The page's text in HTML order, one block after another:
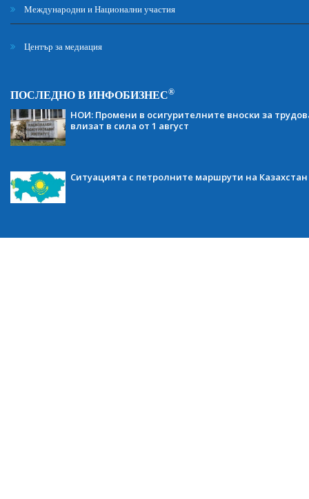
Международни и Национални участия
Център за медиация
ПОСЛЕДНО В ИНФОБИЗНЕС®
НОИ: Промени в осигурителните вноски за
влизат в сила от 1 август
Ситуацията с петролните маршрути на Казахстан